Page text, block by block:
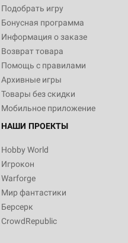
Подобрать игру
Бонусная программа
Информация о заказе
Возврат товара
Помощь с правилами
Архивные игры
Товары без скидки
Мобильное приложение
НАШИ ПРОЕКТЫ
Hobby World
Игрокон
Warforge
Мир фантастики
Берсерк
CrowdRepublic